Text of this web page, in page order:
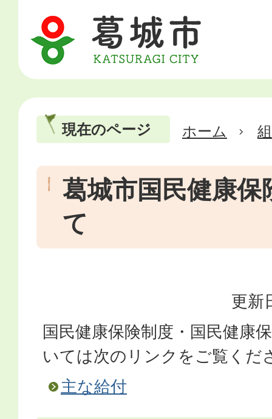
現在のページ ホーム
葛城市国民健康保
て
更新
国民健康保険制度・国民健康
いては次のリンクをご覧くだ
主な給付